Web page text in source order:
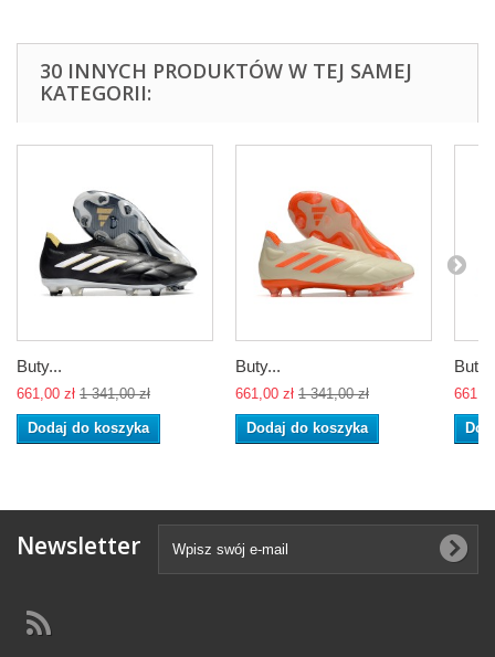
30 INNYCH PRODUKTÓW W TEJ SAMEJ
KATEGORII:
Buty...
661,00 zł 1 341,00 zł
Dodaj do koszyka
Buty...
661,00 zł 1 341,00 zł
Dodaj do koszyka
Newsletter